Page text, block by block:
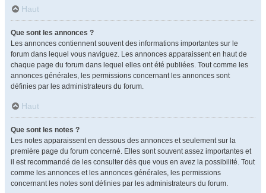
Haut
Que sont les annonces ?
Les annonces contiennent souvent des informations importantes sur le
forum dans lequel vous naviguez. Les annonces apparaissent en haut de
chaque page du forum dans lequel elles ont été publiées. Tout comme les
annonces générales, les permissions concernant les annonces sont
définies par les administrateurs du forum.
Haut
Que sont les notes ?
Les notes apparaissent en dessous des annonces et seulement sur la
première page du forum concerné. Elles sont souvent assez importantes et
il est recommandé de les consulter dès que vous en avez la possibilité. Tout
comme les annonces et les annonces générales, les permissions
concernant les notes sont définies par les administrateurs du forum.